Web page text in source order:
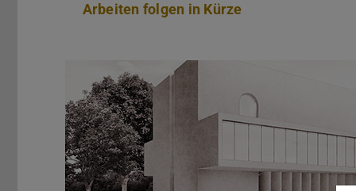
Arbeiten folgen in Kürze